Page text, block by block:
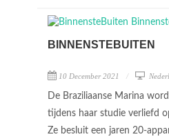
BINNENSTEBUITEN
10 December 2021
De Braziliaanse Marina
tijdens haar studie verliefd
Ze besluit een jaren 20-